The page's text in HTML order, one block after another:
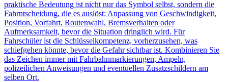
praktische Bedeutung ist nicht nur das Symbol selbst, sondern die
Fahrntscheidung, die es auslöst: Anpassung von Geschwindigkeit,
Position, Vorfahrt, Routenwahl, Bremsverhalten oder
Aufmerksamkeit, bevor die Situation dringlich wird. Für
Fahrschüler ist die Schlüsselkompetenz, vorherzusehen, was
schiefgehen könnte, bevor die Gefahr sichtbar ist. Kombinieren Sie
das Zeichen immer mit Fahrbahnmarkierungen, Ampeln,
polizeilichen Anweisungen und eventuellen Zusatzschildern am
selben Ort.